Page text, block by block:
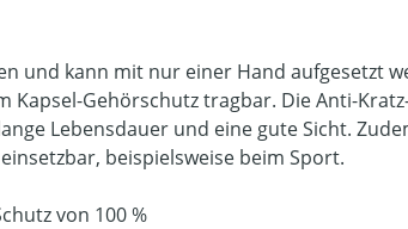
und kann mit nur einer Hand aufgesetzt
Kapsel-Gehörschutz tragbar. Die Anti-
Lebensdauer und eine gute Sicht.
beispielsweise beim Sport.
von 100 %